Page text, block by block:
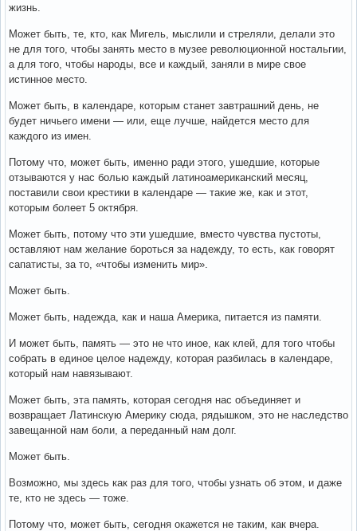
жизнь.
Может быть, те, кто, как Мигель, мыслили и стреляли, делали это
не для того, чтобы занять место в музее революционной ностальгии,
а для того, чтобы народы, все и каждый, заняли в мире свое
истинное место.
Может быть, в календаре, которым станет завтрашний день, не
будет ничьего имени — или, еще лучше, найдется место для
каждого из имен.
Потому что, может быть, именно ради этого, ушедшие, которые
отзываются у нас болью каждый латиноамериканский месяц,
поставили свои крестики в календаре — такие же, как и этот,
которым болеет 5 октября.
Может быть, потому что эти ушедшие, вместо чувства пустоты,
оставляют нам желание бороться за надежду, то есть, как говорят
сапатисты, за то, «чтобы изменить мир».
Может быть.
Может быть, надежда, как и наша Америка, питается из памяти.
И может быть, память — это не что иное, как клей, для того чтобы
собрать в единое целое надежду, которая разбилась в календаре,
который нам навязывают.
Может быть, эта память, которая сегодня нас объединяет и
возвращает Латинскую Америку сюда, рядышком, это не наследство
завещанной нам боли, а переданный нам долг.
Может быть.
Возможно, мы здесь как раз для того, чтобы узнать об этом, и даже
те, кто не здесь — тоже.
Потому что, может быть, сегодня окажется не таким, как вчера.